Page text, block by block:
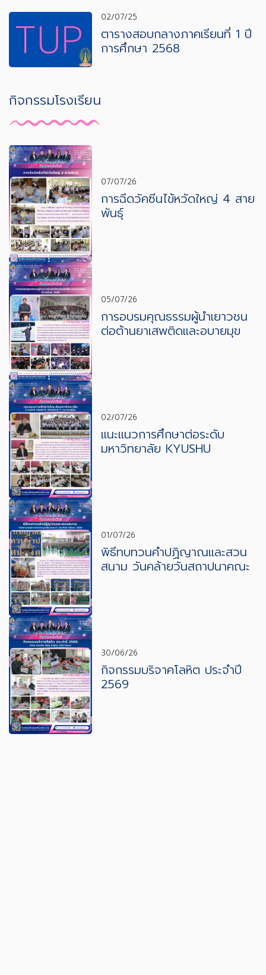
02/07/25
ตารางสอบกลางภาคเรียนที่ 1 ปี
การศึกษา 2568
กิจกรรมโรงเรียน
07/07/26
การฉีดวัคซีนไข้หวัดใหญ่ 4 สาย
พันธุ์
05/07/26
การอบรมคุณธรรมผู้นำเยาวชน
ต่อต้านยาเสพติดและอบายมุข
02/07/26
แนะแนวการศึกษาต่อระดับ
มหาวิทยาลัย KYUSHU
01/07/26
พิธีทบทวนคำปฏิญาณและสวน
สนาม วันคล้ายวันสถาปนาคณะ
30/06/26
กิจกรรมบริจาคโลหิต ประจำปี
2569